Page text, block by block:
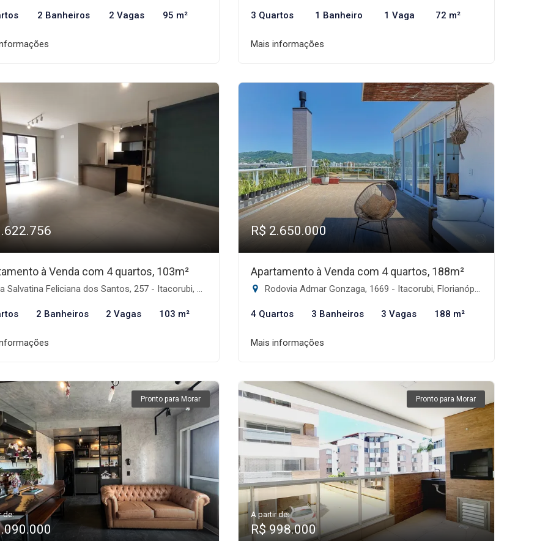
2 Banheiros 2 Vagas 95 m² 3 Quartos 1 Banheiro 1 Vaga 72 m²
Mais informações
à Venda com 4 quartos, 103m²
Feliciana dos Santos, 257 - Itacorubi, Florianópolis-SC
2 Banheiros 2 Vagas 103 m²
R$ 2.650.000
Apartamento à Venda com 4 quartos, 188m²
Rodovia Admar Gonzaga, 1669 - Itacorubi, Florianópolis-SC
4 Quartos 3 Banheiros 3 Vagas 188 m²
Mais informações
Pronto para Morar
de:
Pronto para Morar
A partir de:
R$ 998.000